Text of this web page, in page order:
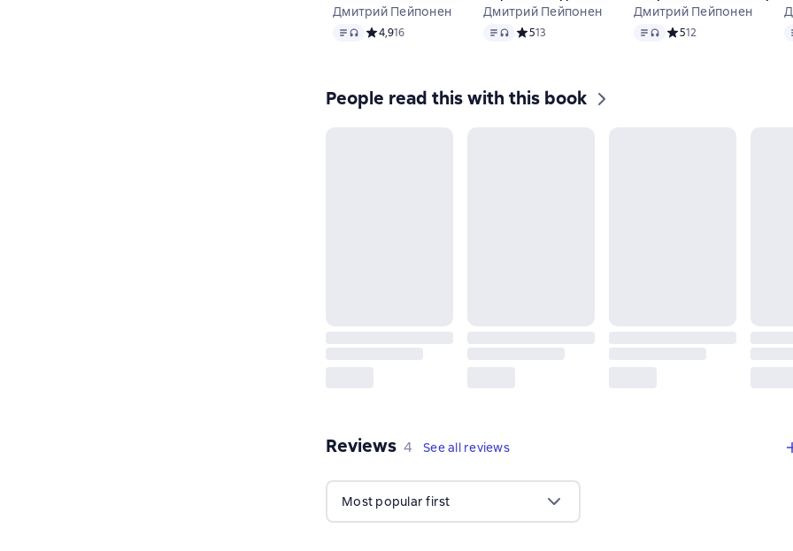
Дмитрий Пейпонен
Text, audio format available
Средний рейтинг 4,9 на основе 16 оценок
4,916
Дмитрий Пейпонен
Text, audio format available
Средний рейтинг 5 на основе 13 оценок
513
Дмитрий Пейпонен
Text, audio format available
Средний рейтинг 5 на
512
People read this with this book
Reviews 4 reviews
4 See all reviews
Most popular first